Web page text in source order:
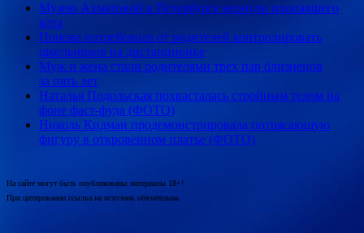
Музею Ахматовой в Петербурге вернули пропавшего
кота
Попова потребовала от родителей контролировать
школьников на дистанционке
Муж и жена стали родителями трех пар близнецов
за пять лет
Наталья Подольская похвасталась стройным телом на
фоне фаст-фуда (ФОТО)
Николь Кидман продемонстрировала потрясающую
фигуру в откровенном платье (ФОТО)
На сайте могут быть опубликованы материалы 18+!
При цитировании ссылка на источник обязательна.